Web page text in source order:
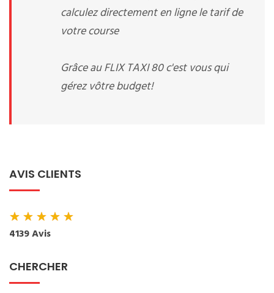
calculez directement en ligne le tarif de
votre course
Grâce au FLIX TAXI 80 c'est vous qui
gérez vôtre budget!
AVIS CLIENTS
★★★★★
4139 Avis
CHERCHER